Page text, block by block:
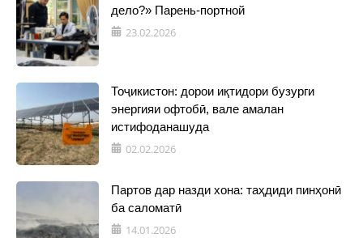
дело?» Парень-портной
23.02.2026
Тоҷикистон: дорои иқтидори бузурги
энергияи офтобӣ, вале амалан
истифоданашуда
02.02.2026
Партов дар назди хона: таҳдиди пинҳонӣ
ба саломатӣ
14.01.2026